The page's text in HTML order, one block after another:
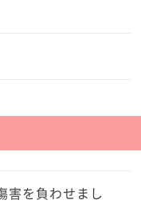
害を負わせまし